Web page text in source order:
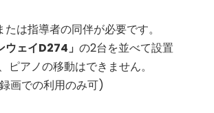
は指導者の同伴が必要です。
ウェイD274」の2台を並べて設置
アノの移動はできません。
画での利用のみ可)